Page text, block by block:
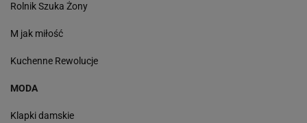
Rolnik Szuka Żony
M jak miłość
Kuchenne Rewolucje
MODA
Klapki damskie